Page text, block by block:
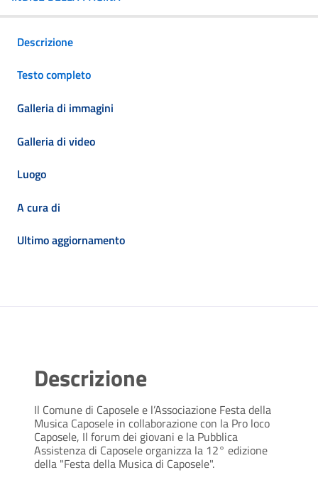
Descrizione
Testo completo
Galleria di immagini
Galleria di video
Luogo
A cura di
Ultimo aggiornamento
Descrizione
Il Comune di Caposele e l’Associazione Festa della
Musica Caposele in collaborazione con la Pro loco
Caposele, Il forum dei giovani e la Pubblica
Assistenza di Caposele organizza la 12° edizione
della "Festa della Musica di Caposele".